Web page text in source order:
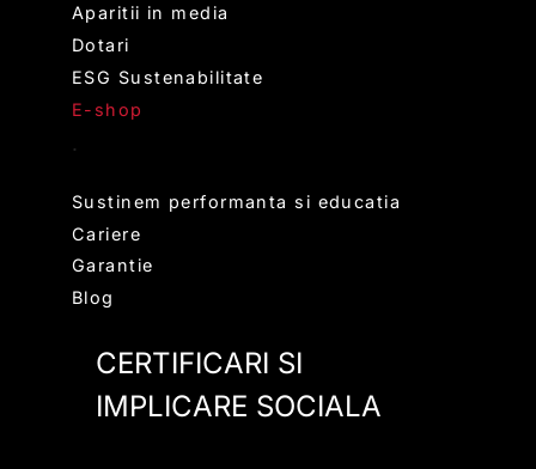
Aparitii in media
Dotari
ESG Sustenabilitate
E-shop
.
Sustinem performanta si educatia
Cariere
Garantie
Blog
CERTIFICARI SI
IMPLICARE SOCIALA